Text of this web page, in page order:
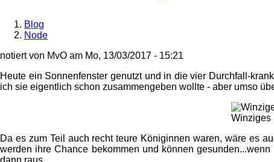
Breadcrumb
Blog
Node
notiert von MvO am Mo, 13/03/2017 - 15:21
Heute ein Sonnenfenster genutzt und in die vier Durchfall-
ich sie eigentlich schon zusammengeben wollte - aber umso
Winziges
Da es zum Teil auch recht teure Königinnen waren, wäre es
werden ihre Chance bekommen und können
dann raus.